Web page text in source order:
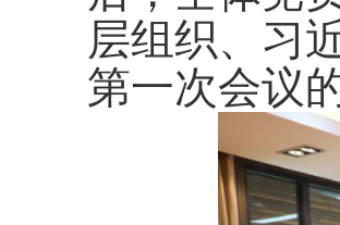
层组织、习
第一次会议